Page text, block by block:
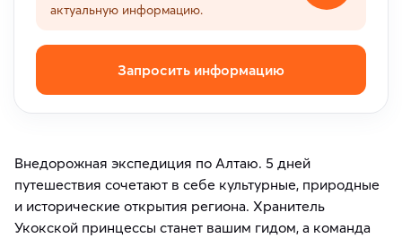
актуальную информацию.
Запросить информацию
Внедорожная экспедиция по Алтаю. 5 дней
путешествия сочетают в себе культурные, природные
и исторические открытия региона. Хранитель
Укокской принцессы станет вашим гидом, а команда